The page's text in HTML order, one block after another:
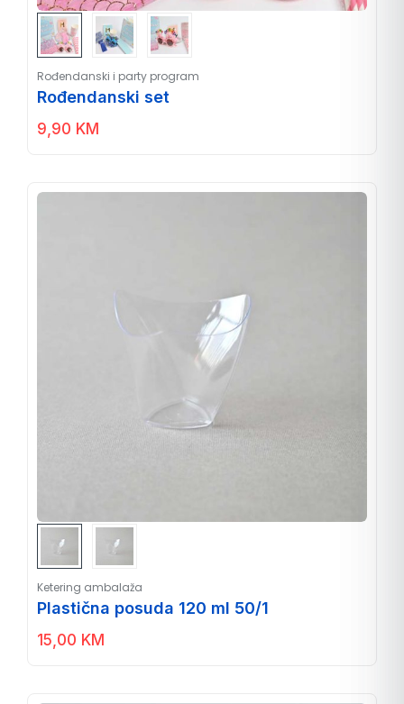
Rođendanski i party program
Rođendanski set
9,90 KM
Ketering ambalaža
Plastična posuda 120 ml 50/1
15,00 KM